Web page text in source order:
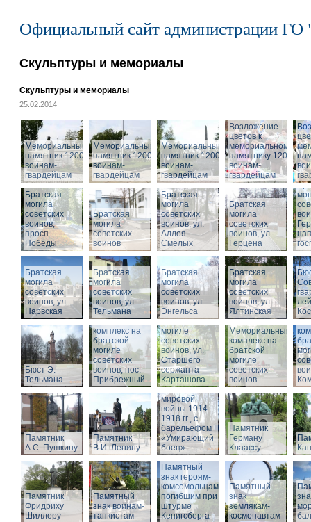
Официальный сайт администрации ГО
Скульптуры и мемориалы
Скульптуры и мемориалы
25.02.2014
Мемориальный
памятник 1200
воинам-
гвардейцам
Мемориальный
памятник 1200
воинам-
гвардейцам
Мемориальный
памятник 1200
воинам-
гвардейцам
Возложение
цветов к
мемориальному
памятнику 1200
воинам-
гвардейцам
Братская
могила
советских
воинов,
просп.
Победы
Братская
могила
советских
воинов
Братская
могила
советских
воинов, ул.
Аллея
Смелых
Братская
могила
советских
воинов, ул.
Герцена
Братская
могила
советских
воинов, ул.
Нарвская
Братская
могила
советских
воинов, ул.
Тельмана
Братская
могила
советских
воинов, ул.
Энгельса
Братская
могила
советских
воинов, ул.
Ялтинская
Бюст Э.
Тельмана
Мемориальный
комплекс на
братской
могиле
советских
воинов, пос.
Прибрежный
Мемориальный
комплекс на
братской
могиле
советских
воинов, ул.
Старшего
сержанта
Карташова
Мемориальный
комплекс на
братской
могиле
советских
воинов
Памятник
А.С. Пушкину
Памятник
В.И. Ленину
Памятник
воинам,
погибшим в
годы Первой
мировой
войны 1914-
1918 гг., с
барельефом
«Умирающий
боец»
Памятник
Герману
Клаассу
Памятник
Фридриху
Шиллеру
Памятный
знак воинам-
танкистам
Памятный
знак героям-
комсомольцам,
погибшим при
штурме
Кенигсберга
Памятный
знак
землякам-
космонавтам